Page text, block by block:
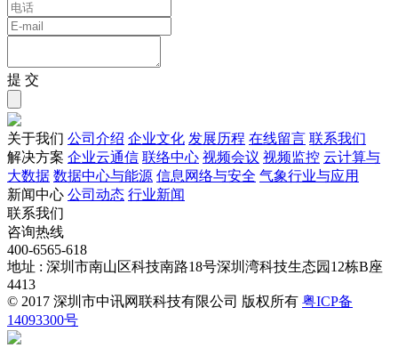
提 交
关于我们 公司介绍 企业文化 发展历程 在线留言 联系我们
解决方案 企业云通信 联络中心 视频会议 视频监控 云计算与
大数据 数据中心与能源 信息网络与安全 气象行业与应用
新闻中心 公司动态 行业新闻
联系我们
咨询热线
400-6565-618
地址 : 深圳市南山区科技南路18号深圳湾科技生态园12栋B座
4413
© 2017 深圳市中讯网联科技有限公司 版权所有 粤ICP备
14093300号